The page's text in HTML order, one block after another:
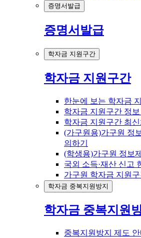
증명서발급
증명서발급
학자금 지원구간
학자금 지원구간
한눈에 보는 학자금
학자금 지원구간 정보
학자금 지원구간 최
(가구원용)가구원 정
의하기
(학생용)가구원 정보
국외 소득·재산 신고
가구원 학자금 지원
학자금 중복지원방지
학자금 중복지원
중복지원방지 제도 안